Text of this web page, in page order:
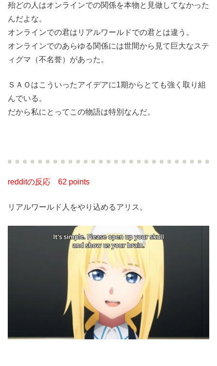
殆どの人はオンラインでの関係を本物と見做してなかった
んだよな。
オンラインでの君はリアルワールドでの君とは違う。
オンラインでのあらゆる関係には世間から見て巨大なステ
ィグマ（不名誉）があった。
ＳＡＯはこういったアイデアに1期からとても強く取り組
んでいる。
だから私にとってこの物語は特別なんだ。
redditの反応 62 points
リアルワールド人をやり込めるアリス。